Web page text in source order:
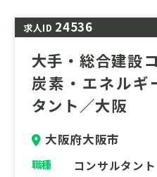
がら、地域や企業の
か？
地球環境の保全、そ
な未来を創造する。
ませんか？あなたの
求人ID 24536
大手・総合建設
炭素・エネルギ
タント／大阪
大阪府大阪市
職種 コンサルタン